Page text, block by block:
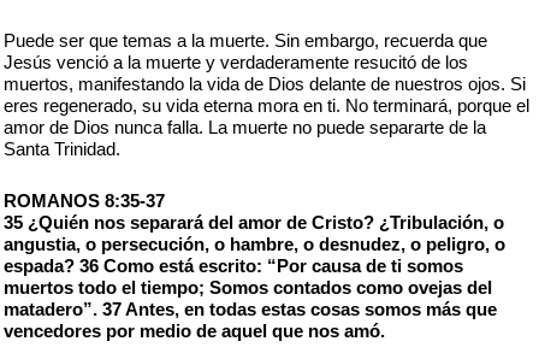
Puede ser que temas a la muerte. Sin embargo, recuerda que
Jesús venció a la muerte y verdaderamente resucitó de los
muertos, manifestando la vida de Dios delante de nuestros ojos. Si
eres regenerado, su vida eterna mora en ti. No terminará, porque el
amor de Dios nunca falla. La muerte no puede separarte de la
Santa Trinidad.
ROMANOS 8:35-37
35 ¿Quién nos separará del amor de Cristo? ¿Tribulación, o
angustia, o persecución, o hambre, o desnudez, o peligro, o
espada? 36 Como está escrito: “Por causa de ti somos
muertos todo el tiempo; Somos contados como ovejas del
matadero”. 37 Antes, en todas estas cosas somos más que
vencedores por medio de aquel que nos amó.